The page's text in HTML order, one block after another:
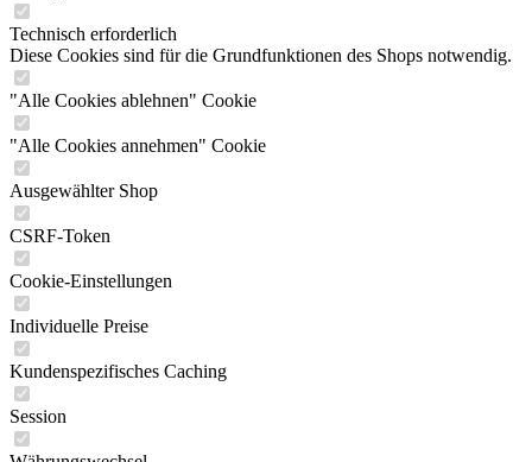
Technisch erforderlich
Diese Cookies sind für die Grundfunktionen des Shops notwendig.
"Alle Cookies ablehnen" Cookie
"Alle Cookies annehmen" Cookie
Ausgewählter Shop
CSRF-Token
Cookie-Einstellungen
Individuelle Preise
Kundenspezifisches Caching
Session